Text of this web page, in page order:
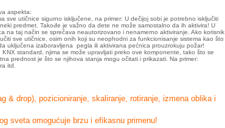
aspekta:
sve utičnice sigurno isključene, na primer: U dečijoj sobi je potrebno isključiti
predmet. Takođe je važno da dete ne može samostalno da ih aktivira! U
na taj način se sprečava neautorizovano i nenamerno aktiviranje. Ako korisnik
sve utičnice, osim onih koji su neophodni za funkcionisanje sistema kao što
uključena izaboravljena pegla ili aktivirana pećnica prouzrokuju požar!
standard, njima se može upravljati preko ove komponente, tako što se
prednost je što se njihova stanja mogu očitati i prikazati. Na primer:
itd.
& drop), pozicioniranje, skaliranje, rotiranje, izmena oblika i
sveta omogućuje brzu i efikasnu primenu!